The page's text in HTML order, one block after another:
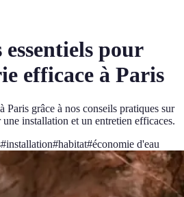
essentiels pour
efficace à Paris
Paris grâce à nos conseils pratiques sur
une installation et un entretien efficaces.
#installation#habitat#économie d'eau